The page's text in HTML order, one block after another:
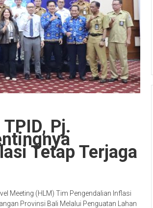
Pj.
Tetap Terjaga
Meeting (HLM) Tim Pengendalian Inflasi
Provinsi Bali Melalui Penguatan Lahan